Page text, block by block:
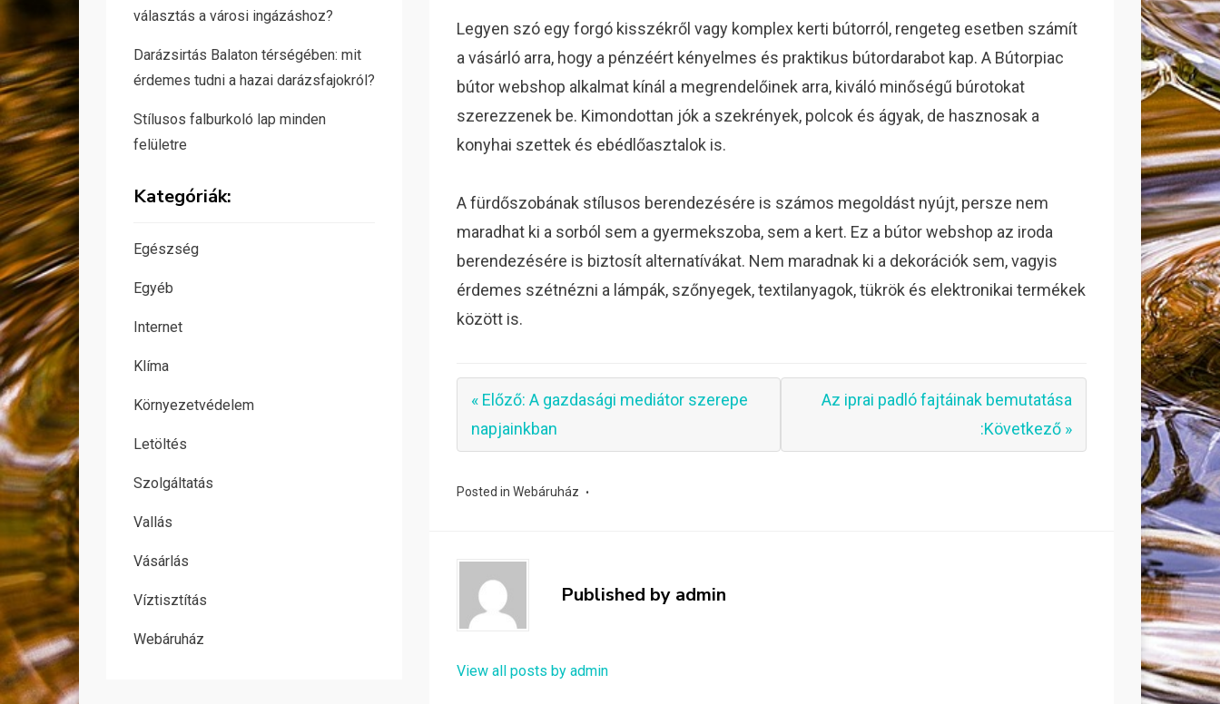
Legyen szó egy forgó kisszékről vagy komplex kerti bútorról, rengeteg esetben számít
a vásárló arra, hogy a pénzéért kényelmes és praktikus bútordarabot kap. A Bútorpiac
bútor webshop alkalmat kínál a megrendelőinek arra, kiváló minőségű búrotokat
szerezzenek be. Kimondottan jók a szekrények, polcok és ágyak, de hasznosak a
konyhai szettek és ebédlőasztalok is.
A fürdőszobának stílusos berendezésére is számos megoldást nyújt, persze nem
maradhat ki a sorból sem a gyermekszoba, sem a kert. Ez a bútor webshop az iroda
berendezésére is biztosít alternatívákat. Nem maradnak ki a dekorációk sem, vagyis
érdemes szétnézni a lámpák, szőnyegek, textilanyagok, tükrök és elektronikai termékek
között is.
« Előző: A gazdasági mediátor szerepe
napjainkban
Az iprai padló fajtáinak bemutatása
:Következő »
Posted inWebáruház
Published by admin
View all posts by admin
választás a városi ingázáshoz?
Darázsirtás Balaton térségében: mit
érdemes tudni a hazai darázsfajokról?
Stílusos falburkoló lap minden
felületre
Kategóriák:
Egészség
Egyéb
Internet
Klíma
Környezetvédelem
Letöltés
Szolgáltatás
Vallás
Vásárlás
Víztisztítás
Webáruház